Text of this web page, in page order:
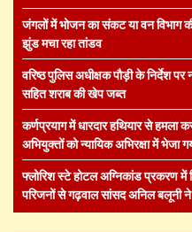
जंगलों में भोजन का संकट या वन विभाग की
झुंड मचा रहा तांडव
वरिष्ठ पुलिस अधीक्षक पौड़ी के निर्देश
सहित शराब की खेप जब्त
कर्णप्रयाग में धारदार हथियार से हमला
अभियुक्तों को न्यायिक अभिरक्षा में भेजा
फ्लोरिश स्टे होटल अग्निकांड प्रकरण
परिजनों से गढ़वाल सांसद अनिल बलूनी